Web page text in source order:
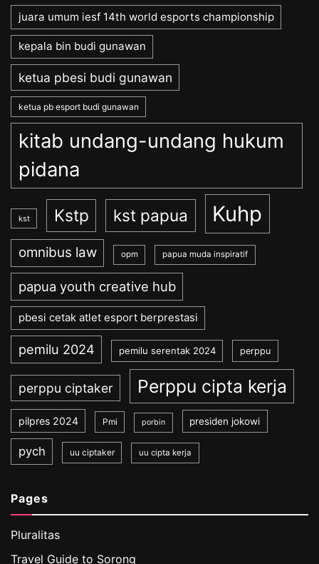
juara umum iesf 14th world esports championship
kepala bin budi gunawan
ketua pbesi budi gunawan
ketua pb esport budi gunawan
kitab undang-undang hukum
pidana
kst Kstp kst papua Kuhp
omnibus law opm papua muda inspiratif
papua youth creative hub
pbesi cetak atlet esport berprestasi
pemilu 2024 pemilu serentak 2024 perppu
perppu ciptaker Perppu cipta kerja
pilpres 2024 Pmi porbin presiden jokowi
pych uu ciptaker uu cipta kerja
Pages
Pluralitas
Travel Guide to Sorong